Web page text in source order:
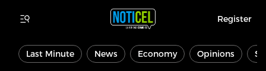
Register
Last Minute News Economy Opinions